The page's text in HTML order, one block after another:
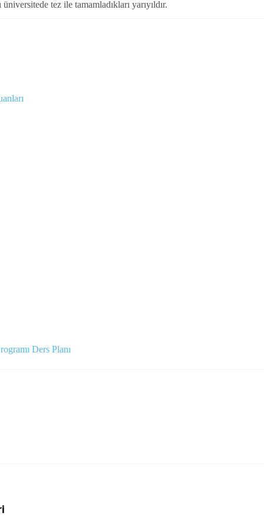
tez ile tamamladıkları yarıyıldır.
Ders Planı